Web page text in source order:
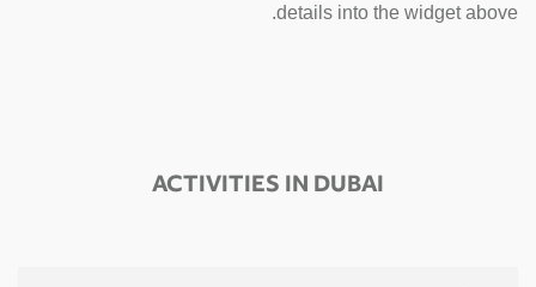
details into the widget above.
ACTIVITIES IN DUBAI